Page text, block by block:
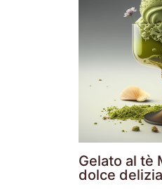
Gelato al tè
dolce